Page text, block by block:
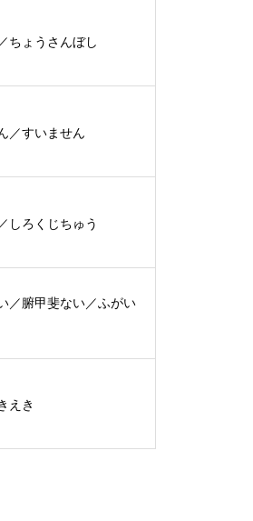
ちょうさんぼし
／すいません
しろくじちゅう
／腑甲斐ない／ふがい
えき